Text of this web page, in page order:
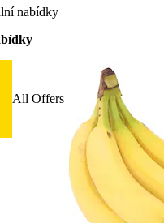
nabídky
All Offers